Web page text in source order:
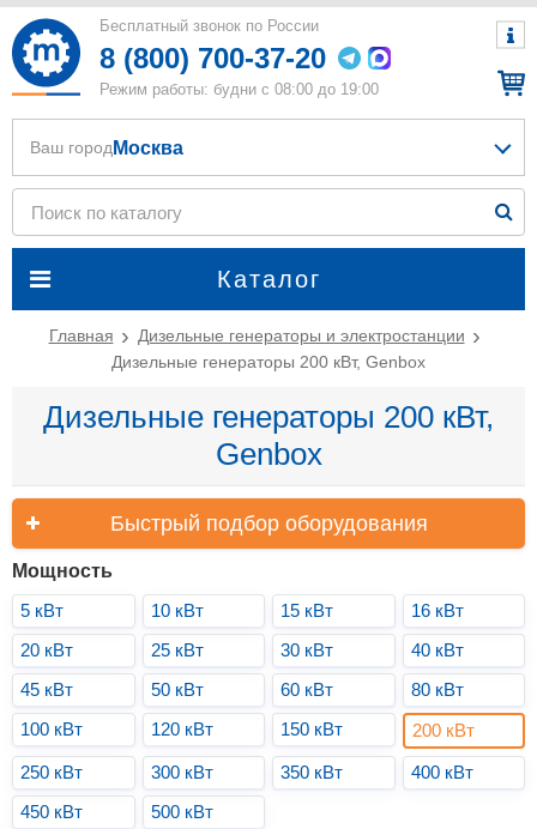
Бесплатный звонок по России
8 (800) 700-37-20
Режим работы: будни с 08:00 до 19:00
Каталог
Ваш город Москва
Главная
Дизельные генераторы и электростанции
Дизельные генераторы 200 кВт, Genbox
Дизельные генераторы 200 кВт,
Genbox
Быстрый подбор оборудования
Мощность
5 кВт
10 кВт 15 кВт
16 кВт
20 кВт
25 кВт 30 кВт
40 кВт
45 кВт
50 кВт 60 кВт
80 кВт
100 кВт
120 кВт 150 кВт 200 кВт
250 кВт 300 кВт 350 кВт
400 кВт
450 кВт
500 кВт